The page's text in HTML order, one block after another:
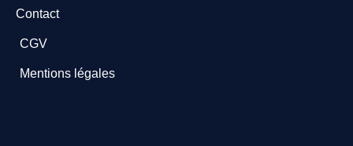
Contact
CGV
Mentions légales